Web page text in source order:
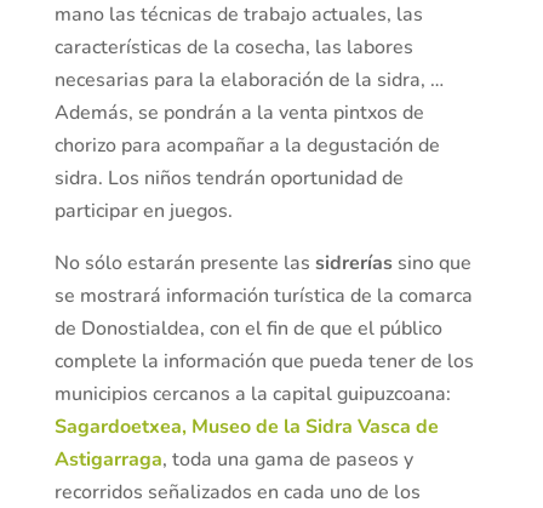
mano las técnicas de trabajo actuales, las
características de la cosecha, las labores
necesarias para la elaboración de la sidra, …
Además, se pondrán a la venta pintxos de
chorizo para acompañar a la degustación de
sidra. Los niños tendrán oportunidad de
participar en juegos.
No sólo estarán presente las sidreríassino que
se mostrará información turística de la comarca
de Donostialdea, con el fin de que el público
complete la información que pueda tener de los
municipios cercanos a la capital guipuzcoana:
Sagardoetxea, Museo de la Sidra Vasca de
Astigarraga, toda una gama de paseos y
recorridos señalizados en cada uno de los